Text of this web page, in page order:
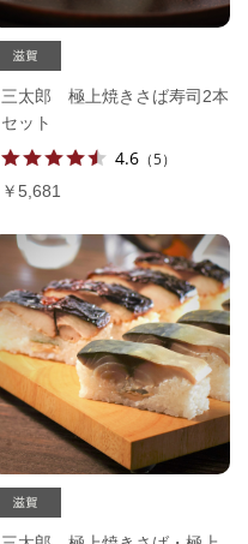
三太郎 極上焼きさば寿司2本
セット
4.6 （5）
￥5,681